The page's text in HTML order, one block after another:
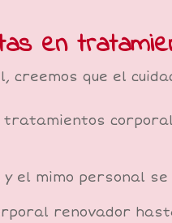
en
creemos que el
tratamientos
y el mimo personal
renovador